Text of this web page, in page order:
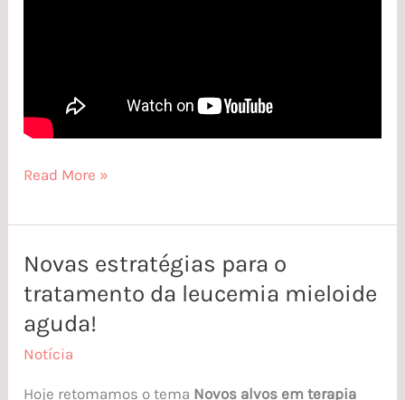
Read More »
Novas estratégias para o
tratamento da leucemia mieloide
aguda!
Notícia
Hoje retomamos o tema Novos alvos em terapia
Novas
estratégias
para
o